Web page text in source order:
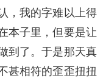
，我的字难以上得
本子里，但要是让
到了。于是那天真
甚相符的歪歪扭扭